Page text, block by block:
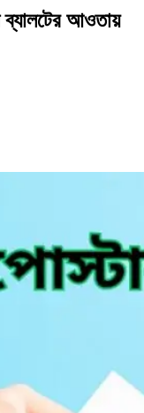
ব্যালটের আওতায়